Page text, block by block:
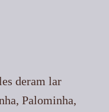
deram lar
Palominha,